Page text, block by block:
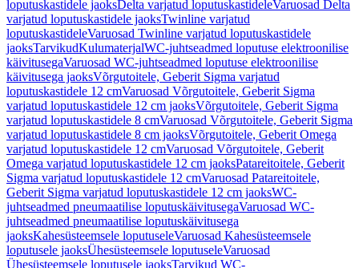
loputuskastidele jaoksDelta varjatud loputuskastideleVaruosad Delta
varjatud loputuskastidele jaoksTwinline varjatud
loputuskastideleVaruosad Twinline varjatud loputuskastidele
jaoksTarvikudKulumaterjalWC-juhtseadmed loputuse elektroonilise
käivitusegaVaruosad WC-juhtseadmed loputuse elektroonilise
käivitusega jaoksVõrgutoitele, Geberit Sigma varjatud
loputuskastidele 12 cmVaruosad Võrgutoitele, Geberit Sigma
varjatud loputuskastidele 12 cm jaoksVõrgutoitele, Geberit Sigma
varjatud loputuskastidele 8 cmVaruosad Võrgutoitele, Geberit Sigma
varjatud loputuskastidele 8 cm jaoksVõrgutoitele, Geberit Omega
varjatud loputuskastidele 12 cmVaruosad Võrgutoitele, Geberit
Omega varjatud loputuskastidele 12 cm jaoksPatareitoitele, Geberit
Sigma varjatud loputuskastidele 12 cmVaruosad Patareitoitele,
Geberit Sigma varjatud loputuskastidele 12 cm jaoksWC-
juhtseadmed pneumaatilise loputuskäivitusegaVaruosad WC-
juhtseadmed pneumaatilise loputuskäivitusega
jaoksKahesüsteemsele loputuseleVaruosad Kahesüsteemsele
loputusele jaoksÜhesüsteemsele loputuseleVaruosad
Ühesüsteemsele loputusele jaoksTarvikud WC-